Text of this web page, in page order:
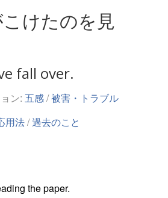
けたのを見
fall over.
ン: 五感/被害・トラブル
用法/過去のこと
the paper.